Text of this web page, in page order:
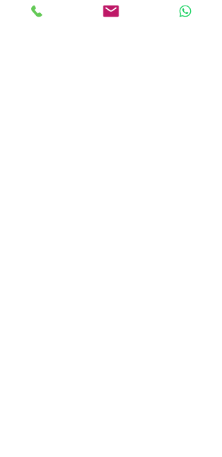
4. התאמה לגילאי שנה וחצי עד שנתיים.